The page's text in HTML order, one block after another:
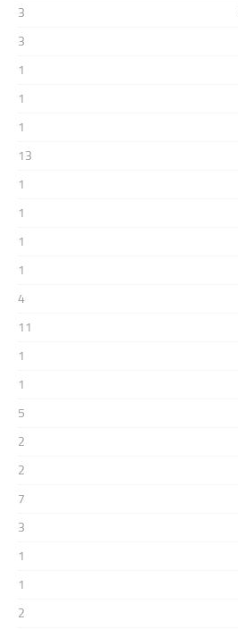
3
3
1
1
1
13
1
1
1
1
4
11
1
1
5
2
2
7
3
1
1
2